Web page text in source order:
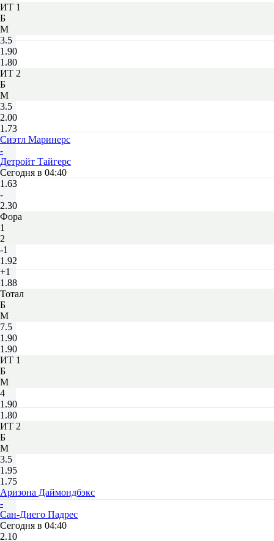
ИТ 1
Б
М
3.5
1.90
1.80
ИТ 2
Б
М
3.5
2.00
1.73
Сиэтл Маринерс
-
Детройт Тайгерс
Сегодня в 04:40
1.63
-
2.30
Фора
1
2
-1
1.92
+1
1.88
Тотал
Б
М
7.5
1.90
1.90
ИТ 1
Б
М
4
1.90
1.80
ИТ 2
Б
М
3.5
1.95
1.75
Аризона Даймондбэкс
-
Сан-Диего Падрес
Сегодня в 04:40
2.10